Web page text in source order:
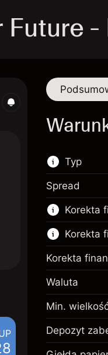
Future
Typ
Ten
CFD.
Więcej
Kontrakty
Spread
Korekta
Twoja
Korekta
Korekta
Waluta
Min.
Depozyt